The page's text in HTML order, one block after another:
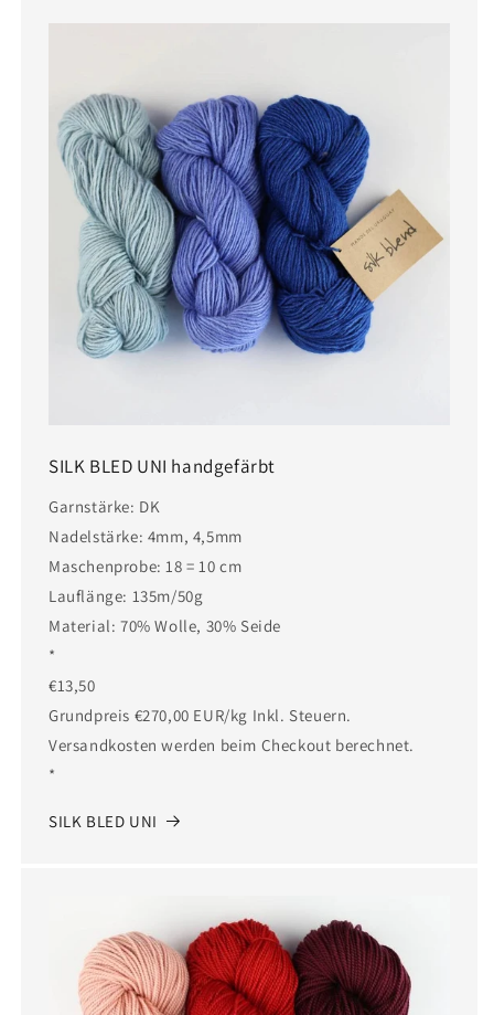
SILK BLED UNI handgefärbt
Garnstärke: DK
Nadelstärke: 4mm, 4,5mm
Maschenprobe: 18 = 10 cm
Lauflänge: 135m/50g
Material: 70% Wolle, 30% Seide
*
€13,50
Grundpreis €270,00 EUR/kg Inkl. Steuern.
Versandkosten werden beim Checkout berechnet.
*
SILK BLED UNI